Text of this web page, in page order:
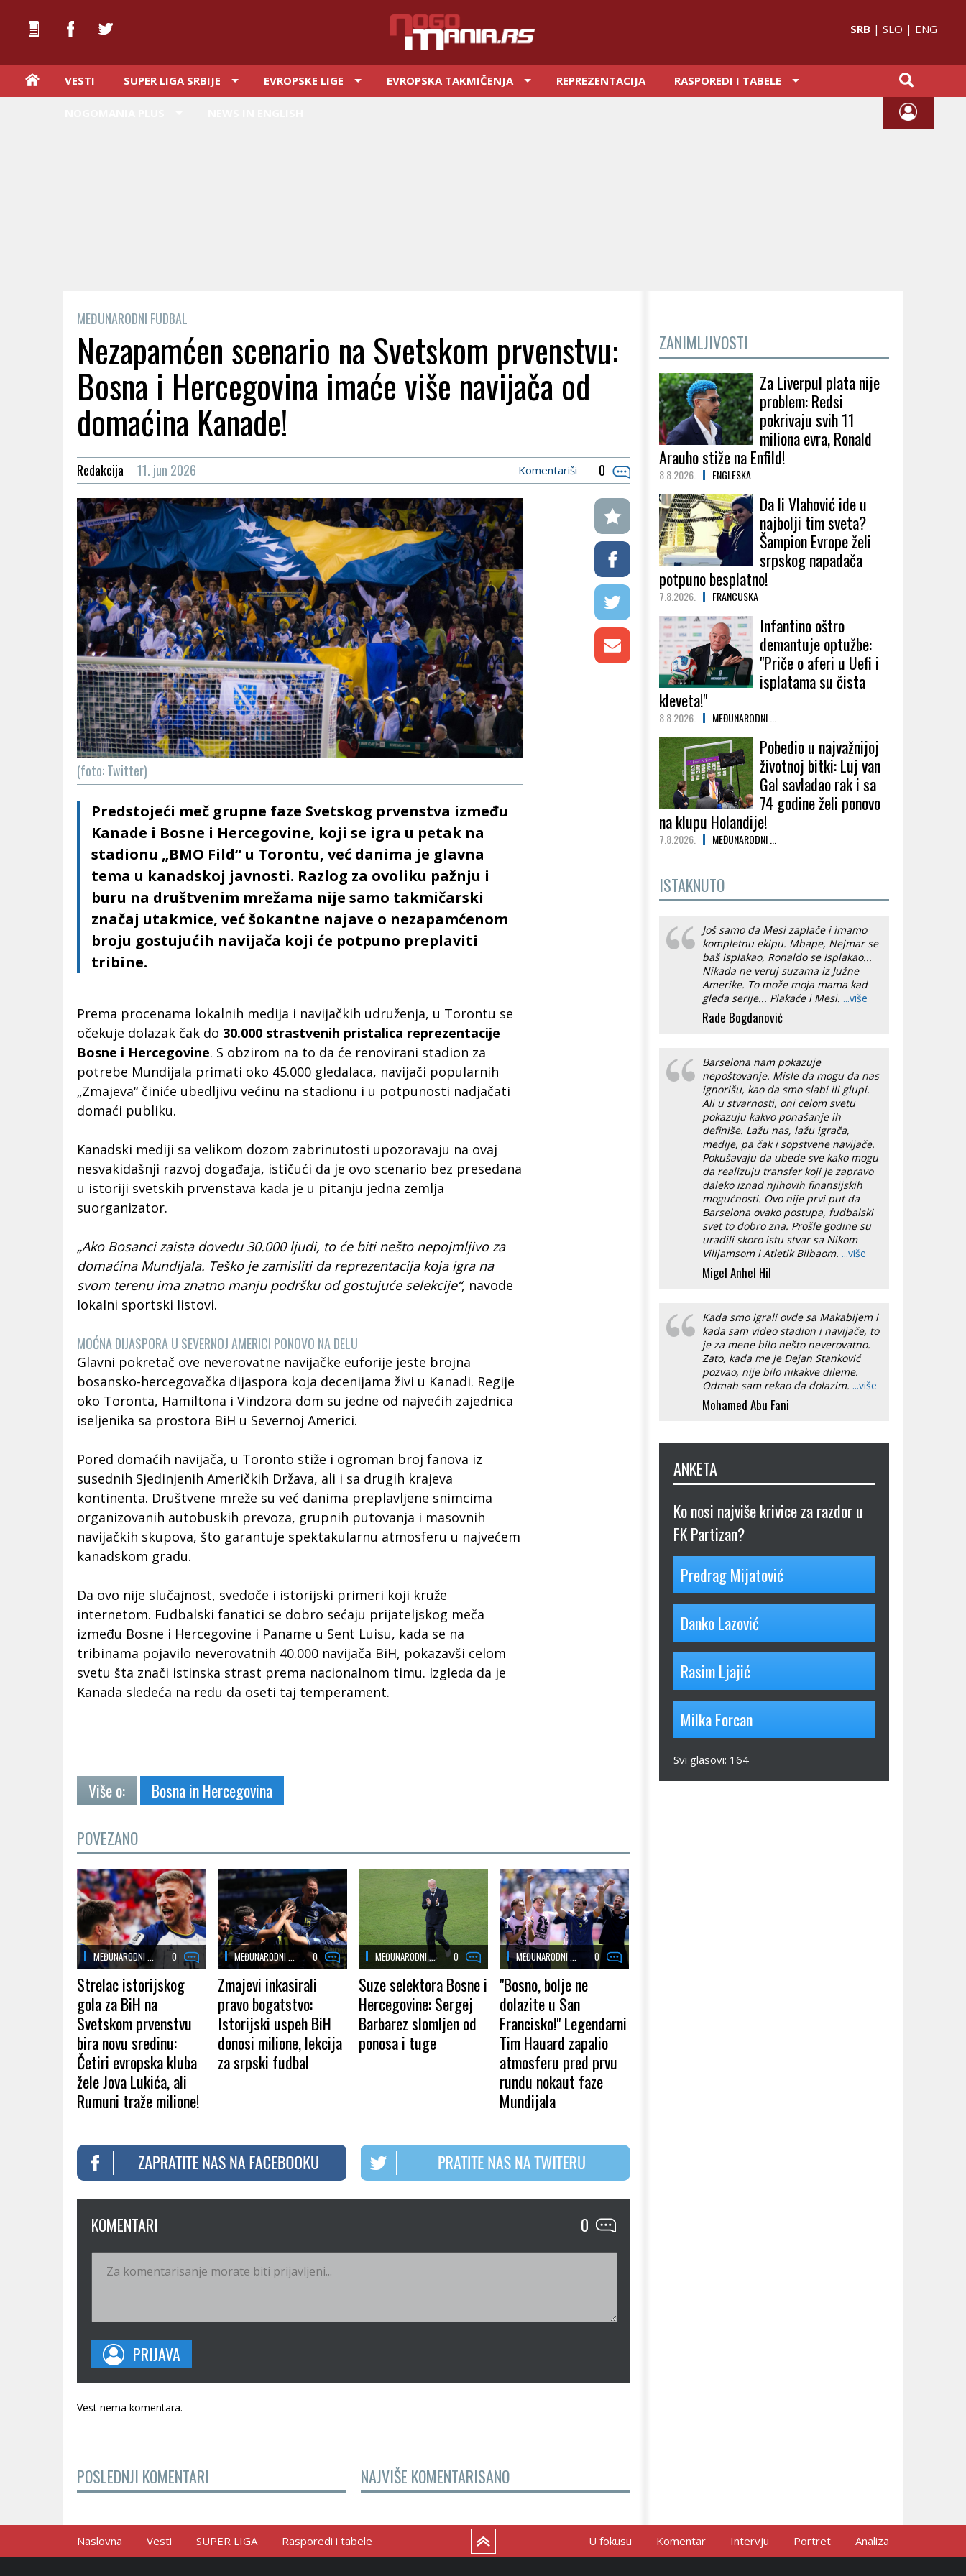
SRB | SLO | ENG
VESTI SUPER LIGA SRBIJE EVROPSKE LIGE EVROPSKA TAKMIČENJA REPREZENTACIJA RASPOREDI I TABELE
MEĐUNARODNI FUDBAL
Nezapamćen scenario na Svetskom prvenstvu:
Bosna i Hercegovina imaće više navijača od
domaćina Kanade!
Redakcija 11. jun 2026 0
Komentariši
(foto: Twitter)
Predstojeći meč grupne faze Svetskog prvenstva između
Kanade i Bosne i Hercegovine, koji se igra u petak na
stadionu „BMO Fild“ u Torontu, već danima je glavna
tema u kanadskoj javnosti. Razlog za ovoliku pažnju i
buru na društvenim mrežama nije samo takmičarski
značaj utakmice, već šokantne najave o nezapamćenom
broju gostujućih navijača koji će potpuno preplaviti
tribine.
Prema procenama lokalnih medija i navijačkih udruženja, u Torontu se
očekuje dolazak čak do 30.000 strastvenih pristalica reprezentacije
Bosne i Hercegovine. S obzirom na to da će renovirani stadion za
potrebe Mundijala primati oko 45.000 gledalaca, navijači popularnih
„Zmajeva“ činiće ubedljivu većinu na stadionu i u potpunosti nadjačati
domaći publiku.
Kanadski mediji sa velikom dozom zabrinutosti upozoravaju na ovaj
nesvakidašnji razvoj događaja, ističući da je ovo scenario bez presedana
u istoriji svetskih prvenstava kada je u pitanju jedna zemlja
suorganizator.
„Ako Bosanci zaista dovedu 30.000 ljudi, to će biti nešto nepojmljivo za
domaćina Mundijala. Teško je zamisliti da reprezentacija koja igra na
svom terenu ima znatno manju podršku od gostujuće selekcije“, navode
lokalni sportski listovi.
MOĆNA DIJASPORA U SEVERNOJ AMERICI PONOVO NA DELU
Glavni pokretač ove neverovatne navijačke euforije jeste brojna
bosansko-hercegovačka dijaspora koja decenijama živi u Kanadi. Regije
oko Toronta, Hamiltona i Vindzora dom su jedne od najvećih zajednica
iseljenika sa prostora BiH u Severnoj Americi.
Pored domaćih navijača, u Toronto stiže i ogroman broj fanova iz
susednih Sjedinjenih Američkih Država, ali i sa drugih krajeva
kontinenta. Društvene mreže su već danima preplavljene snimcima
organizovanih autobuskih prevoza, grupnih putovanja i masovnih
navijačkih skupova, što garantuje spektakularnu atmosferu u najvećem
kanadskom gradu.
Da ovo nije slučajnost, svedoče i istorijski primeri koji kruže
internetom. Fudbalski fanatici se dobro sećaju prijateljskog meča
između Bosne i Hercegovine i Paname u Sent Luisu, kada se na
tribinama pojavilo neverovatnih 40.000 navijača BiH, pokazavši celom
svetu šta znači istinska strast prema nacionalnom timu. Izgleda da je
Kanada sledeća na redu da oseti taj temperament.
Više o: Bosna in Hercegovina
POVEZANO
MEĐUNARODNI ... 0
Strelac istorijskog
gola za BiH na
Svetskom prvenstvu
bira novu sredinu:
Četiri evropska kluba
žele Jova Lukića, ali
Rumuni traže milione!
MEĐUNARODNI ... 0
Zmajevi inkasirali
pravo bogatstvo:
Istorijski uspeh BiH
donosi milione, lekcija
za srpski fudbal
MEĐUNARODNI ... 0
Suze selektora Bosne i
Hercegovine: Sergej
Barbarez slomljen od
ponosa i tuge
MEĐUNARODNI ... 0
"Bosno, bolje ne
dolazite u San
Francisko!" Legendarni
Tim Hauard zapalio
atmosferu pred prvu
rundu nokaut faze
Mundijala
KOMENTARI 0
PRIJAVA
Vest nema komentara.
POSLEDNJI KOMENTARI NAJVIŠE KOMENTARISANO
ZANIMLJIVOSTI
Za Liverpul plata nije
problem: Redsi
pokrivaju svih 11
miliona evra, Ronald
Arauho stiže na Enfild!
8.8.2026. ENGLESKA
Da li Vlahović ide u
najbolji tim sveta?
Šampion Evrope želi
srpskog napadača
potpuno besplatno!
7.8.2026. FRANCUSKA
Infantino oštro
demantuje optužbe:
"Priče o aferi u Uefi i
isplatama su čista
kleveta!"
8.8.2026. MEĐUNARODNI ...
Pobedio u najvažnijoj
životnoj bitki: Luj van
Gal savladao rak i sa
74 godine želi ponovo
na klupu Holandije!
7.8.2026. MEĐUNARODNI ...
ISTAKNUTO
Još samo da Mesi zaplače i imamo
kompletnu ekipu. Mbape, Nejmar se
baš isplakao, Ronaldo se isplakao...
Nikada ne veruj suzama iz Južne
Amerike. To može moja mama kad
gleda serije... Plakaće i Mesi. ...više
Rade Bogdanović
Barselona nam pokazuje
nepoštovanje. Misle da mogu da nas
ignorišu, kao da smo slabi ili glupi.
Ali u stvarnosti, oni celom svetu
pokazuju kakvo ponašanje ih
definiše. Lažu nas, lažu igrača,
medije, pa čak i sopstvene navijače.
Pokušavaju da ubede sve kako mogu
da realizuju transfer koji je zapravo
daleko iznad njihovih finansijskih
mogućnosti. Ovo nije prvi put da
Barselona ovako postupa, fudbalski
svet to dobro zna. Prošle godine su
uradili skoro istu stvar sa Nikom
Vilijamsom i Atletik Bilbaom. ...više
Migel Anhel Hil
Kada smo igrali ovde sa Makabijem i
kada sam video stadion i navijače, to
je za mene bilo nešto neverovatno.
Zato, kada me je Dejan Stanković
pozvao, nije bilo nikakve dileme.
Odmah sam rekao da dolazim. ...više
Mohamed Abu Fani
ANKETA
Ko nosi najviše krivice za razdor u
FK Partizan?
Predrag Mijatović
Danko Lazović
Rasim Ljajić
Milka Forcan
Svi glasovi: 164
Naslovna Vesti SUPER LIGA Rasporedi i tabele U fokusu Komentar Intervju Portret Analiza